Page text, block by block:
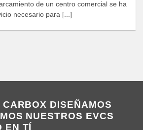
de un centro comercial se ha
necesario para [...]
DISEÑAMOS
NUESTROS EVCS
EN TÍ